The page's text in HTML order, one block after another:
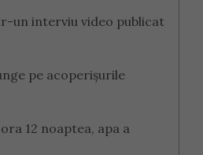
un interviu video publicat
pe acoperișurile
12 noaptea, apa a